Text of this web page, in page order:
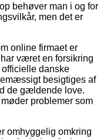
behøver man i og for
men det er
online firmaet er
været en forsikring
danske
besigtiges af
de gældende love.
problemer som
omhyggelig omkring